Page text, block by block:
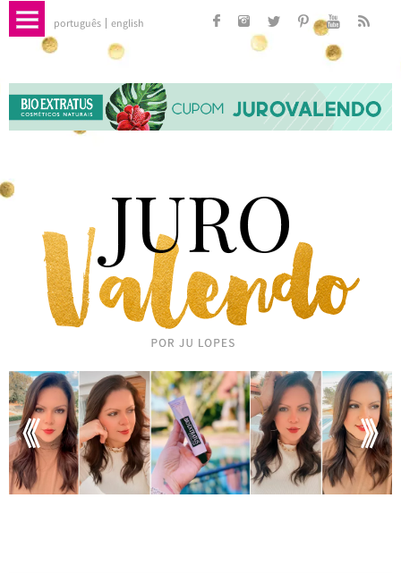
português english